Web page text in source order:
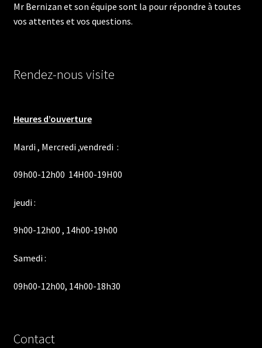
Mr Bernizan et son équipe sont la pour répondre à toutes
vos attentes et vos questions.
Rendez-nous visite
Heures d’ouverture
Mardi , Mercredi ,vendredi :
09h00-12h00 14H00-19H00
jeudi :
9h00-12h00 , 14h00-19h00
Samedi :
09h00-12h00, 14h00-18h30
Contact